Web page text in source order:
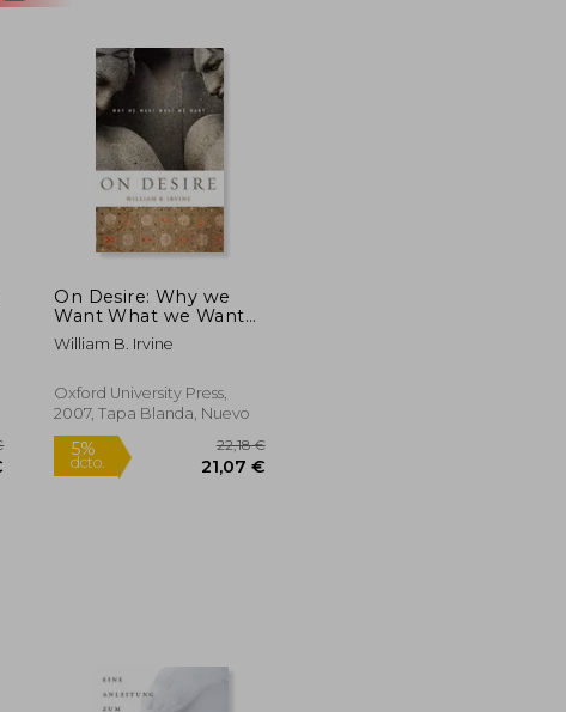
On Desire: Why we
Want What we Want
(en Inglés)
William B. Irvine
Oxford University Press,
2007, Tapa Blanda, Nuevo